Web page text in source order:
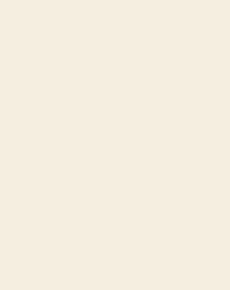
d’énergie à
les performances